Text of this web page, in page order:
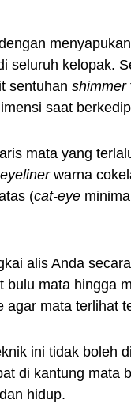
seluruh kelopak.
sentuhan shimmer
saat
mata yang
eyelinerwarna
(cat-eye
alis Anda
bulu mata hingga
agar mata terlihat
ini tidak boleh
di kantung mata
hidup.